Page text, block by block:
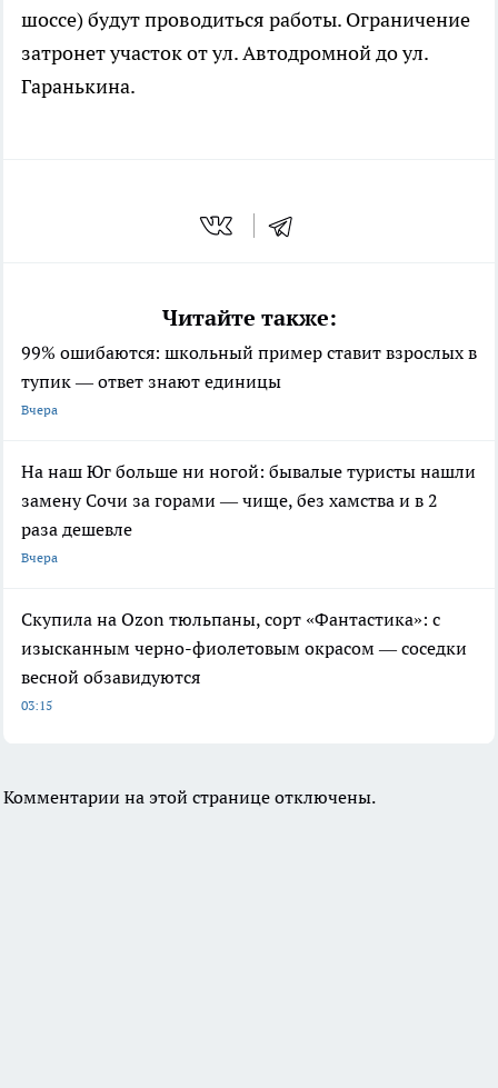
шоссе) будут проводиться работы. Ограничение
затронет участок от ул. Автодромной до ул.
Гаранькина.
Читайте также:
99% ошибаются: школьный пример ставит взрослых в
тупик — ответ знают единицы
Вчера
На наш Юг больше ни ногой: бывалые туристы нашли
замену Сочи за горами — чище, без хамства и в 2
раза дешевле
Вчера
Скупила на Ozon тюльпаны, сорт «Фантастика»: с
изысканным черно-фиолетовым окрасом — соседки
весной обзавидуются
03:15
Комментарии на этой странице отключены.